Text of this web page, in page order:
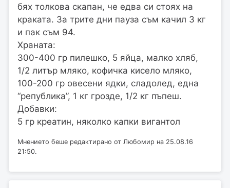
бях толкова скапан, че едва си стоях на
краката. За трите дни пауза съм качил 3 кг
и пак съм 94.
Храната:
300-400 гр пилешко, 5 яйца, малко хляб,
1/2 литър мляко, кофичка кисело мляко,
100-200 гр овесени ядки, сладолед, една
“република”, 1 кг грозде, 1/2 кг пъпеш.
Добавки:
5 гр креатин, няколко капки вигантол
Мнението беше редактирано от Любомир на 25.08.16
21:50.